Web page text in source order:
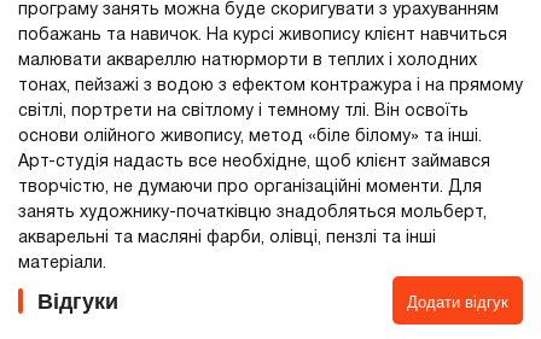
програму занять можна буде скоригувати з урахуванням
побажань та навичок. На курсі живопису клієнт навчиться
малювати аквареллю натюрморти в теплих і холодних
тонах, пейзажі з водою з ефектом контражура і на прямому
світлі, портрети на світлому і темному тлі. Він освоїть
основи олійного живопису, метод «біле білому» та інші.
Арт-студія надасть все необхідне, щоб клієнт займався
творчістю, не думаючи про організаційні моменти. Для
занять художнику-початківцю знадобляться мольберт,
акварельні та масляні фарби, олівці, пензлі та інші
матеріали.
Відгуки Додати відгук